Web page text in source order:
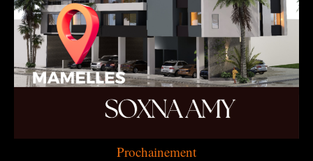
Prochainement